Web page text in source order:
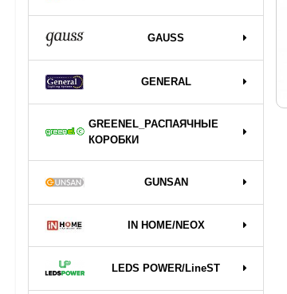
GAUSS
GENERAL
GREENEL_РАСПАЯЧНЫЕ
КОРОБКИ
GUNSAN
IN HOME/NEOX
LEDS POWER/LineST